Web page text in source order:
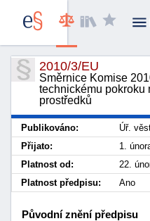
2010/3/EU
Směrnice Komise
technickému pokroku
prostředků
Publikováno:
Úř.
Přijato:
1.
Platnost od:
22.
Platnost předpisu:
Ano
Původní znění předpisu